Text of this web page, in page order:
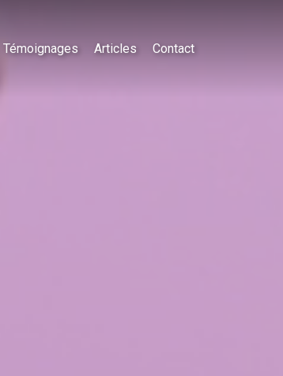
Témoignages Articles Contact